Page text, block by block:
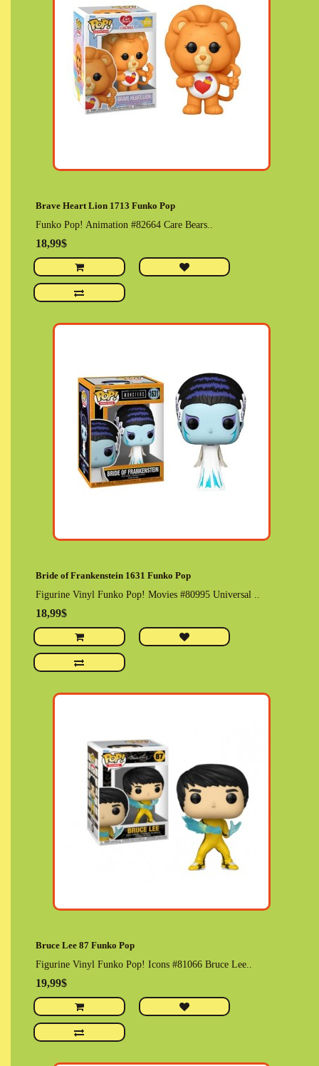
Brave Heart Lion 1713 Funko Pop
Funko Pop! Animation #82664 Care Bears..
18,99$
Bride of Frankenstein 1631 Funko Pop
Figurine Vinyl Funko Pop! Movies #80995 Universal ..
18,99$
Bruce Lee 87 Funko Pop
Figurine Vinyl Funko Pop! Icons #81066 Bruce Lee..
19,99$